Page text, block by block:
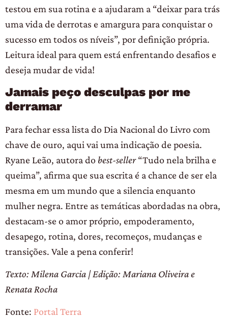
testou em sua rotina e a ajudaram a “deixar para trás
uma vida de derrotas e amargura para conquistar o
sucesso em todos os níveis”, por definição própria.
Leitura ideal para quem está enfrentando desafios e
deseja mudar de vida!
Jamais peço desculpas por me
derramar
Para fechar essa lista do Dia Nacional do Livro com
chave de ouro, aqui vai uma indicação de poesia.
Ryane Leão, autora do best-seller“Tudo nela brilha e
queima”, afirma que sua escrita é a chance de ser ela
mesma em um mundo que a silencia enquanto
mulher negra. Entre as temáticas abordadas na obra,
destacam-se o amor próprio, empoderamento,
desapego, rotina, dores, recomeços, mudanças e
transições. Vale a pena conferir!
Texto: Milena Garcia | Edição: Mariana Oliveira e
Renata Rocha
Fonte: Portal Terra